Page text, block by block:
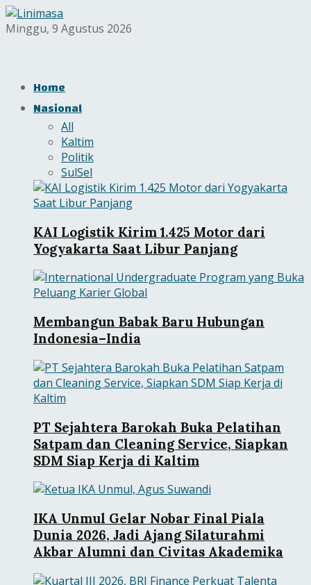
Minggu, 9 Agustus 2026
Home
Nasional
All
Kaltim
Politik
SulSel
KAI Logistik Kirim 1.425 Motor dari
Yogyakarta Saat Libur Panjang
Membangun Babak Baru Hubungan
Indonesia–India
PT Sejahtera Barokah Buka Pelatihan
Satpam dan Cleaning Service, Siapkan
SDM Siap Kerja di Kaltim
IKA Unmul Gelar Nobar Final Piala
Dunia 2026, Jadi Ajang Silaturahmi
Akbar Alumni dan Civitas Akademika